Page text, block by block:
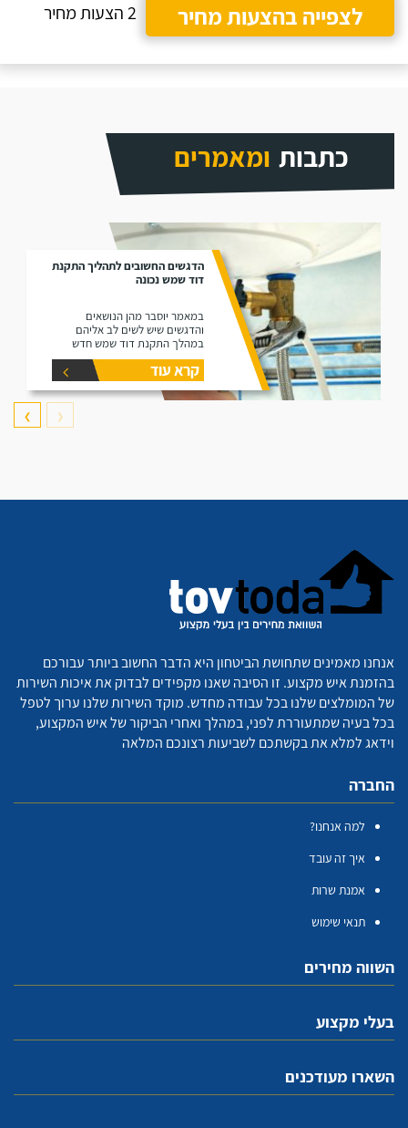
לצפייה בהצעות מחיר
2 הצעות מחיר
כתבות ומאמרים
הדגשים החשובים לתהליך התקנת
דוד שמש נכונה
במאמר יוסבר מהן הנושאים
והדגשים שיש לשים לב אליהם
במהלך התקנת דוד שמש חדש
קרא עוד
❮
❯
אנחנו מאמינים שתחושת הביטחון היא הדבר החשוב ביותר עבורכם
בהזמנת איש מקצוע. זו הסיבה שאנו מקפידים לבדוק את איכות השירות
של המומלצים שלנו בכל עבודה מחדש. מוקד השירות שלנו ערוך לטפל
בכל בעיה שמתעוררת לפני, במהלך ואחרי הביקור של איש המקצוע,
וידאג למלא את בקשתכם לשביעות רצונכם המלאה
החברה
למה אנחנו?
איך זה עובד
אמנת שרות
תנאי שימוש
השווה מחירים
בעלי מקצוע
השארו מעודכנים